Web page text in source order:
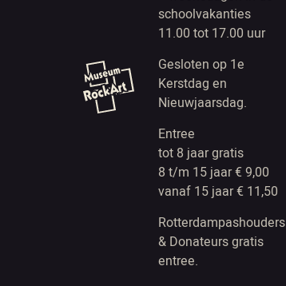
schoolvakanties
11.00 tot 17.00 uur
Gesloten op 1e
Kerstdag en
Nieuwjaarsdag.
Entree
tot 8 jaar gratis
8 t/m 15 jaar € 9,00
vanaf 15 jaar € 11,50
Rotterdampashouders
& Donateurs gratis
entree.